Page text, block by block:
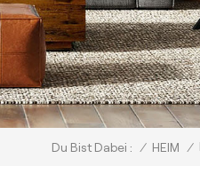
Du Bist Dabei : / HEIM /